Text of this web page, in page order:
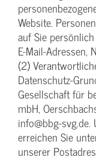
Website.
auf Sie
E-Mail-Adressen,
(2)
Datenschutz-
Gesellschaft für
mbH,
info@bbg-
erreichen Sie
unserer